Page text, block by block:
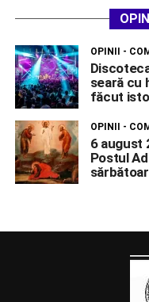
OPINII -
seară cu
făcut
OPINII -
6 august
Postul